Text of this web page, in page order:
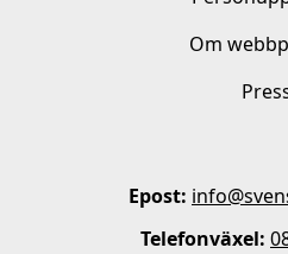
Om
Epost:
Telefonväxel: